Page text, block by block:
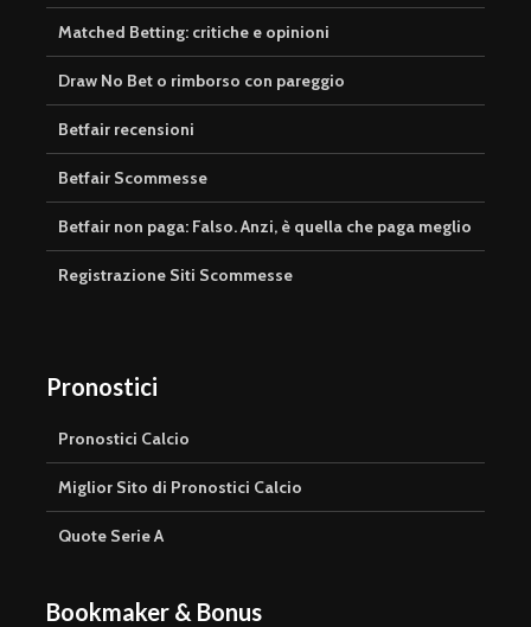
Matched Betting: critiche e opinioni
Draw No Bet o rimborso con pareggio
Betfair recensioni
Betfair Scommesse
Betfair non paga: Falso. Anzi, è quella che paga meglio
Registrazione Siti Scommesse
Pronostici
Pronostici Calcio
Miglior Sito di Pronostici Calcio
Quote Serie A
Bookmaker & Bonus